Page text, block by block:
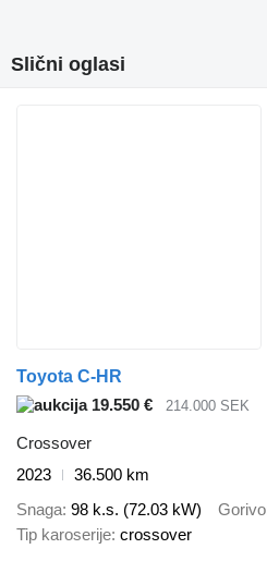
Slični oglasi
Toyota C-HR
19.550 €
214.000 SEK
Crossover
2023
36.500 km
Snaga 98 k.s. (72.03 kW) Gorivo
Tip karoserije crossover